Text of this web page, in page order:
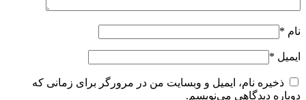
نام *
ایمیل *
ذخیره نام، ایمیل و وبسایت من در مرورگر برای زمانی که
دوباره دیدگاهی می‌نویسم.